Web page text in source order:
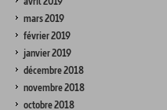
mars 2019
février 2019
janvier 2019
décembre 2018
novembre 2018
octobre 2018